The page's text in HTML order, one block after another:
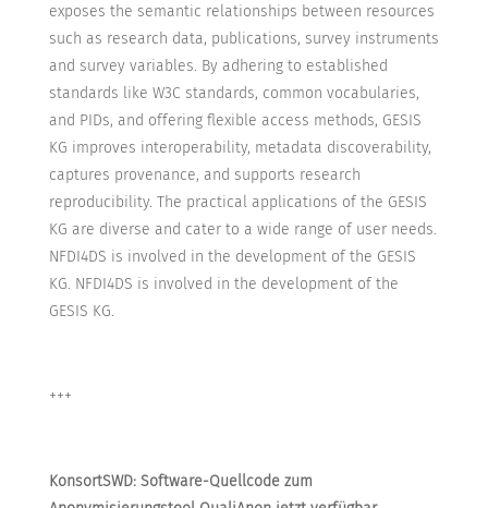
exposes the semantic relationships between resources
such as research data, publications, survey instruments
and survey variables. By adhering to established
standards like W3C standards, common vocabularies,
and PIDs, and offering flexible access methods, GESIS
KG improves interoperability, metadata discoverability,
captures provenance, and supports research
reproducibility. The practical applications of the GESIS
KG are diverse and cater to a wide range of user needs.
NFDI4DS is involved in the development of the GESIS
KG. NFDI4DS is involved in the development of the
GESIS KG.
+++
KonsortSWD: Software-Quellcode zum